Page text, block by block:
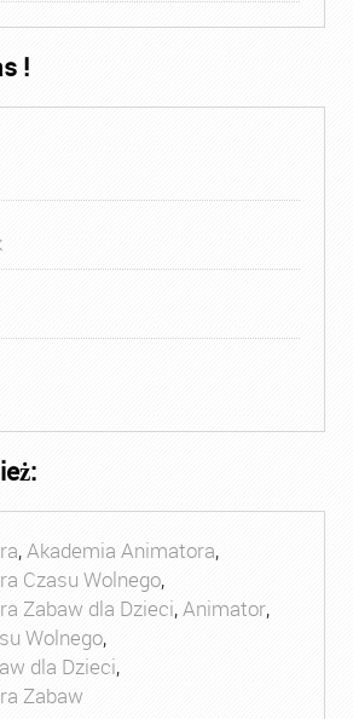
!
,Akademia Animatora,
Czasu Wolnego,
Zabaw dla Dzieci,Animator,
Wolnego,
dla Dzieci,
Zabaw